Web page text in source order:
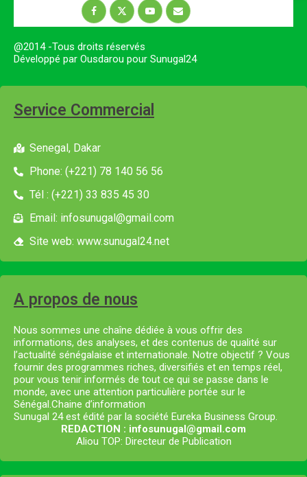
@2014 -Tous droits réservés
Développé par Ousdarou pour Sunugal24
Service Commercial
Senegal, Dakar
Phone: (+221) 78 140 56 56
Tél : (+221) 33 835 45 30
Email: infosunugal@gmail.com
Site web: www.sunugal24.net
A propos de nous
Nous sommes une chaîne dédiée à vous offrir des
informations, des analyses, et des contenus de qualité sur
l’actualité sénégalaise et internationale. Notre objectif ? Vous
fournir des programmes riches, diversifiés et en temps réel,
pour vous tenir informés de tout ce qui se passe dans le
monde, avec une attention particulière portée sur le
Sénégal.Chaine d’information
Sunugal 24 est édité par la société Eureka Business Group.
REDACTION : infosunugal@gmail.com
Aliou TOP: Directeur de Publication